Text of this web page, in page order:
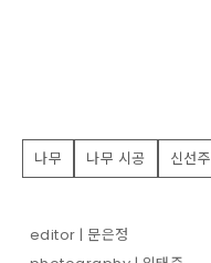
나무 나무 시공 신선주
editor | 문은정